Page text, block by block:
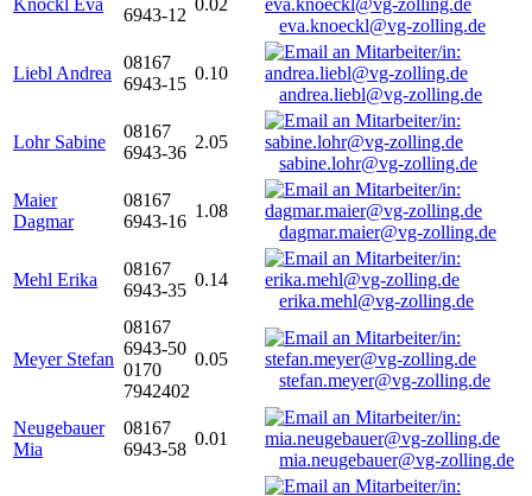
Knöckl Eva
6943-12
0.02
eva.knoeckl@vg-zolling.de
Liebl Andrea
08167
6943-15
0.10
andrea.liebl@vg-zolling.de
Lohr Sabine
08167
6943-36
2.05
sabine.lohr@vg-zolling.de
Maier
Dagmar
08167
6943-16
1.08
dagmar.maier@vg-zolling.de
Mehl Erika
08167
6943-35
0.14
erika.mehl@vg-zolling.de
Meyer Stefan
08167
6943-50
0170
7942402
0.05
stefan.meyer@vg-zolling.de
Neugebauer
Mia
08167
6943-58
0.01
mia.neugebauer@vg-zolling.de